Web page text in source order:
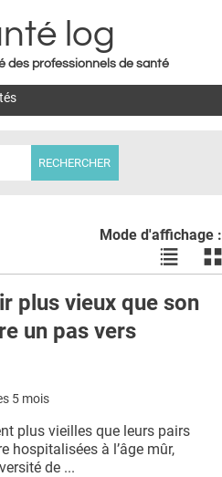
navigation
log
des professionnels de santé
Mode d'affichage :
Voir
les
en
les
plus vieux que son
un pas vers
5 mois
plus vieilles que leurs pairs
hospitalisées à l’âge mûr,
de ...